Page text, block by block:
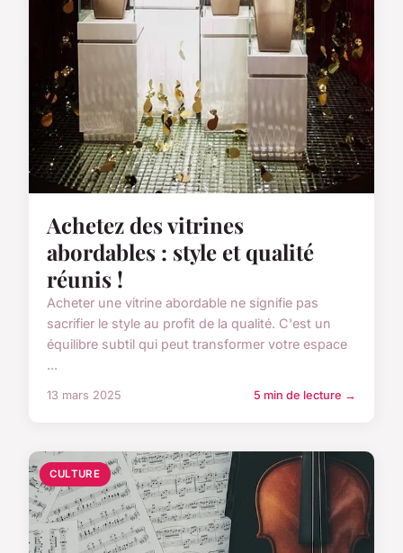
Achetez des vitrines
abordables : style et qualité
réunis !
Acheter une vitrine abordable ne signifie pas
sacrifier le style au profit de la qualité. C'est un
équilibre subtil qui peut transformer votre espace
...
13 mars 2025 5 min de lecture →
CULTURE